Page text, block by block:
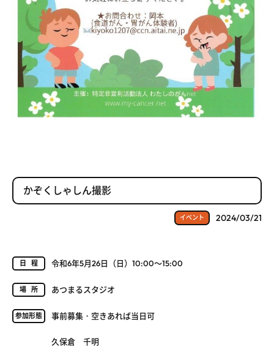
かぞくしゃしん撮影
イベント 2024/03/21
日程 令和6年5月26日（日）10:00～15:00
場所 あつまるスタジオ
参加形態 事前募集・空きあれば当日可
久保倉 千明